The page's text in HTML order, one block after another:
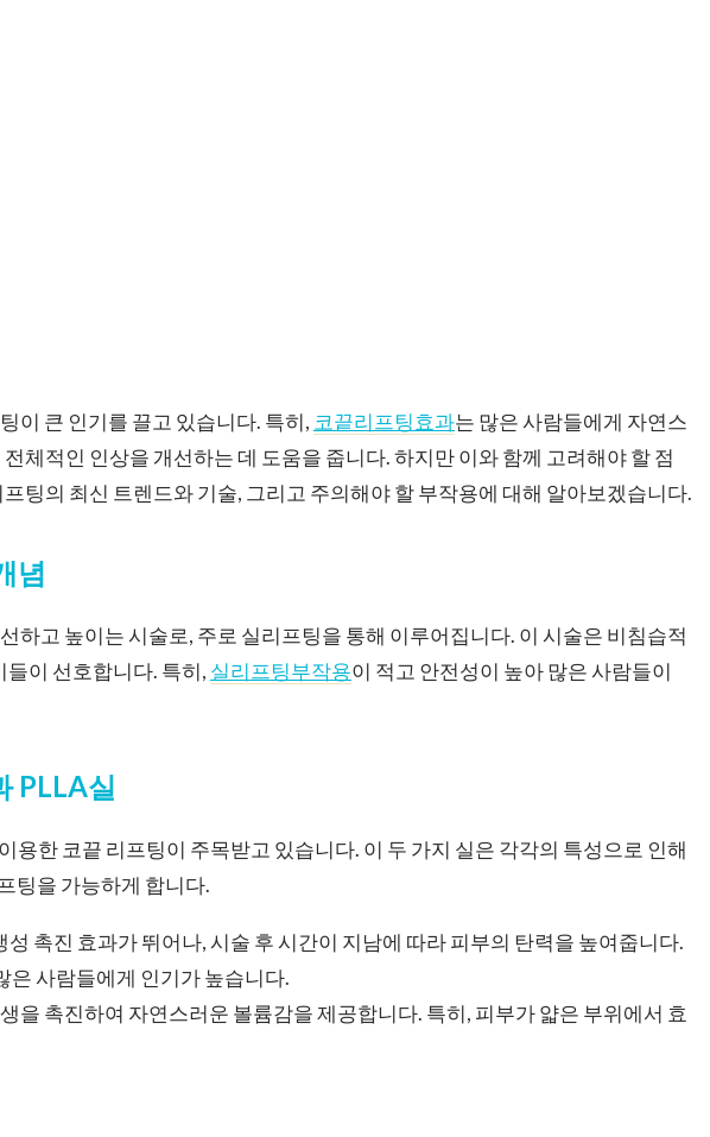
이 큰 인기를 끌고 있습니다. 특히, 코끝리프팅효과는 많은 사람들에게 자연스
체적인 인상을 개선하는 데 도움을 줍니다. 하지만 이와 함께 고려해야 할 점
팅의 최신 트렌드와 기술, 그리고 주의해야 할 부작용에 대해 알아보겠습니다.
념
하고 높이는 시술로, 주로 실리프팅을 통해 이루어집니다. 이 시술은 비침습적
들이 선호합니다. 특히, 실리프팅부작용이 적고 안전성이 높아 많은 사람들이
PLLA실
용한 코끝 리프팅이 주목받고 있습니다. 이 두 가지 실은 각각의 특성으로 인해
팅을 가능하게 합니다.
성 촉진 효과가 뛰어나, 시술 후 시간이 지남에 따라 피부의 탄력을 높여줍니다.
은 사람들에게 인기가 높습니다.
을 촉진하여 자연스러운 볼륨감을 제공합니다. 특히, 피부가 얇은 부위에서 효